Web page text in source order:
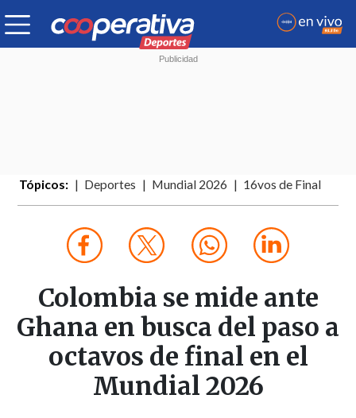
Tópicos: Deportes Mundial 2026 16vos de Final
Colombia se mide ante
Ghana en busca del paso a
octavos de final en el
Mundial 2026